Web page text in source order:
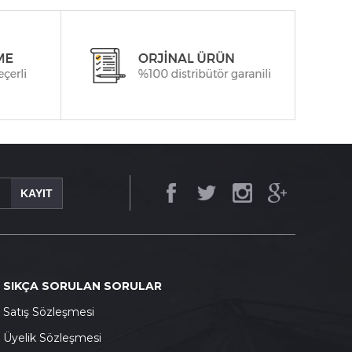
KAYIT
SIKÇA SORULAN SORULAR
Satış Sözleşmesi
Üyelik Sözleşmesi